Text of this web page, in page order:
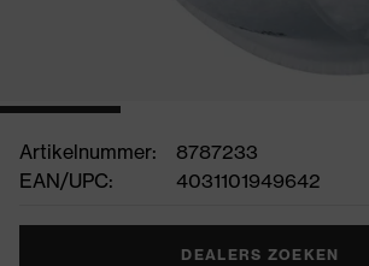
Artikelnummer:
8787233
EAN/UPC:
4031101949642
DEALERS ZOEKEN